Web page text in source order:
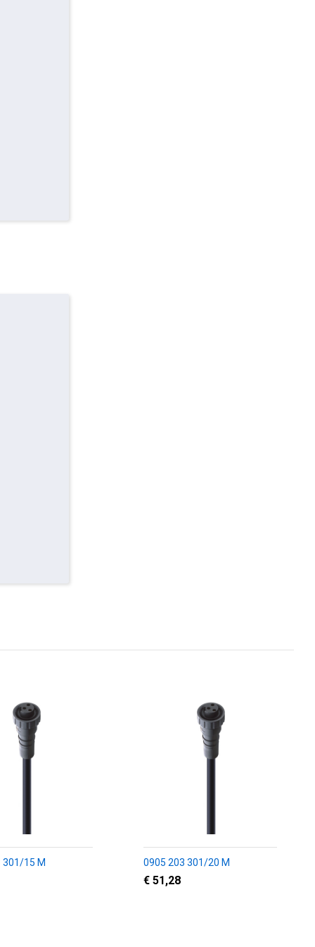
301/15 M 0905 203 301/20 M
€ 51,28